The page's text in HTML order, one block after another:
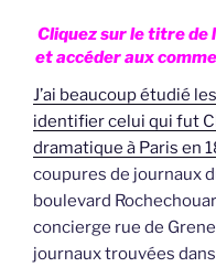
Cliquez sur le titre de
et accéder aux
J’ai beaucoup étudié
identifier celui qui fut
dramatique à Paris en
coupures de journaux
boulevard
concierge rue de
journaux trouvées